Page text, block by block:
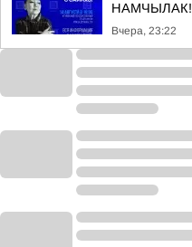
НАМЧЫЛАК!
Вчера, 23:22